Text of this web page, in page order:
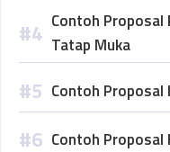
Contoh Proposal
Tatap Muka
Contoh Proposal
Contoh Proposal